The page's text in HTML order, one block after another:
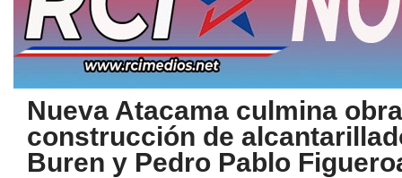
Nueva Atacama culmina
construcción de
Buren y Pedro Pablo